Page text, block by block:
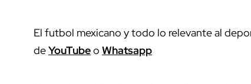
El futbol mexicano y todo lo relevante al
deYouTubeo Whatsapp